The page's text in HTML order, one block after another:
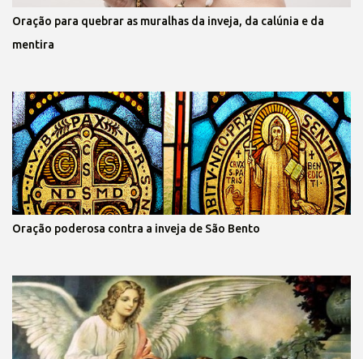
Oração para quebrar as muralhas da inveja, da calúnia e da
mentira
Oração poderosa contra a inveja de São Bento